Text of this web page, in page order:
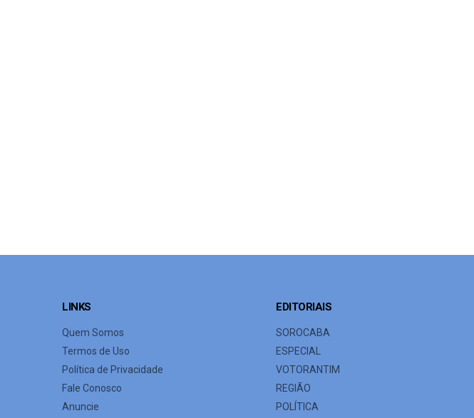
LINKS
Quem Somos
Termos de Uso
Política de Privacidade
Fale Conosco
Anuncie
EDITORIAIS
SOROCABA
ESPECIAL
VOTORANTIM
REGIÃO
POLÍTICA